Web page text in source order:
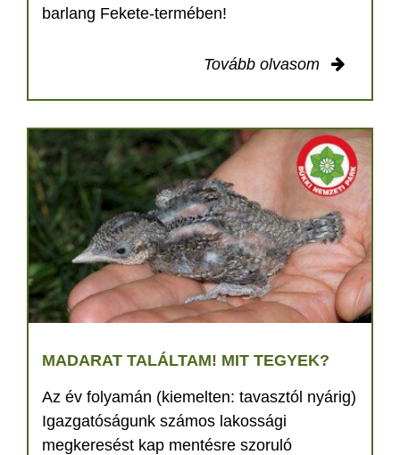
barlang Fekete-termében!
Tovább olvasom
MADARAT TALÁLTAM! MIT TEGYEK?
Az év folyamán (kiemelten: tavasztól nyárig)
Igazgatóságunk számos lakossági
megkeresést kap mentésre szoruló